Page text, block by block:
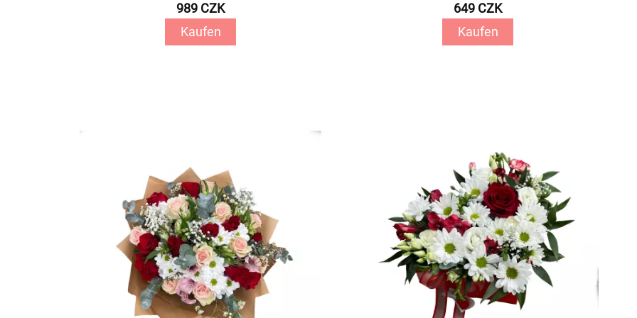
989 CZK
Kaufen
649 CZK
Kaufen